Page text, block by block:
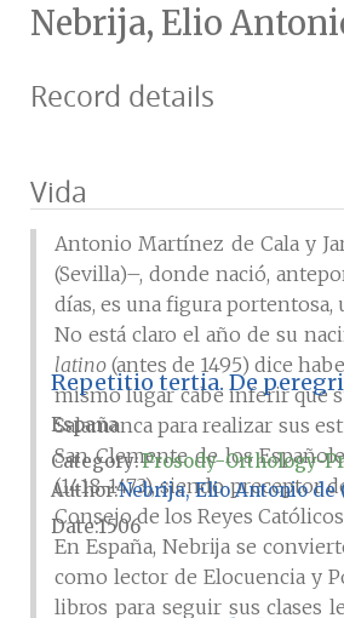
Nebrija, Elio
Record details
Vida
Antonio Martínez de Cala y
(Sevilla)–, donde nació,
días, es una figura
No está claro el año de su
latino (antes de 1495) dice
mismo lugar cabe inferir que
Salamanca para realizar sus
San Clemente de los
(1418-1473), siendo preceptor
Consejo de los Reyes
En España, Nebrija se
como lector de Elocuencia y
libros para seguir sus clases
Repetitio tertia. De
España
Category:Prosody-Orthology-
Author Nebrija, Elio Antonio de
Date1506